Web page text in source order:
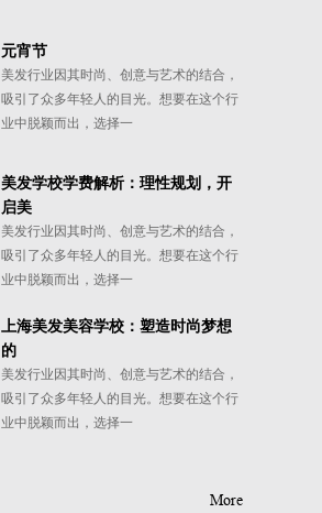
元宵节
美发行业因其时尚、创意与艺术的结合，
吸引了众多年轻人的目光。想要在这个行
业中脱颖而出，选择一
美发学校学费解析：理性规划，开
启美
美发行业因其时尚、创意与艺术的结合，
吸引了众多年轻人的目光。想要在这个行
业中脱颖而出，选择一
上海美发美容学校：塑造时尚梦想
的
美发行业因其时尚、创意与艺术的结合，
吸引了众多年轻人的目光。想要在这个行
业中脱颖而出，选择一
More